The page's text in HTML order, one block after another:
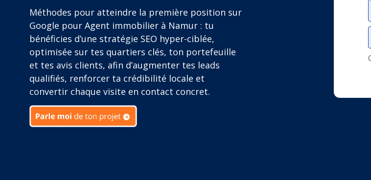
Méthodes pour atteindre la première position sur
Google pour Agent immobilier à Namur : tu
bénéficies d’une stratégie SEO hyper-ciblée,
optimisée sur tes quartiers clés, ton portefeuille
et tes avis clients, afin d’augmenter tes leads
qualifiés, renforcer ta crédibilité locale et
convertir chaque visite en contact concret.